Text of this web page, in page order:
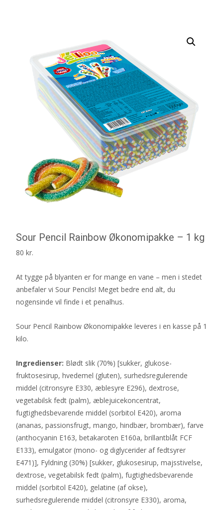
Sour Pencil Rainbow Økonomipakke – 1 kg
80 kr.
At tygge på blyanten er for mange en vane – men i stedet
anbefaler vi Sour Pencils! Meget bedre end alt, du
nogensinde vil finde i et penalhus.
Sour Pencil Rainbow Økonomipakke leveres i en kasse på 1
kilo.
Ingredienser: Blødt slik (70%) [sukker, glukose-
fruktosesirup, hvedemel (gluten), surhedsregulerende
middel (citronsyre E330, æblesyre E296), dextrose,
vegetabilsk fedt (palm), æblejuicekoncentrat,
fugtighedsbevarende middel (sorbitol E420), aroma
(ananas, passionsfrugt, mango, hindbær, brombær), farve
(anthocyanin E163, betakaroten E160a, brillantblåt FCF
E133), emulgator (mono- og diglycerider af fedtsyrer
E471)], Fyldning (30%) [sukker, glukosesirup, majsstivelse,
dextrose, vegetabilsk fedt (palm), fugtighedsbevarende
middel (sorbitol E420), gelatine (af okse),
surhedsregulerende middel (citronsyre E330), aroma,